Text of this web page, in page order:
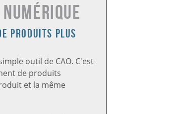
produits plus
outil de CAO. C'est
de produits
et la même